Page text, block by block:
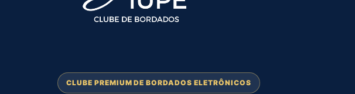
CLUBE PREMIUM DE BORDADOS ELETRÔNICOS